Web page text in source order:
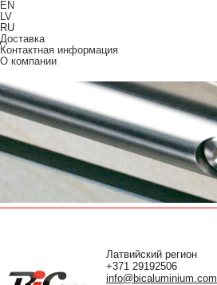
EN
LV
RU
Доставка
Контактная информация
О компании
Латвийский регион
+371 29192506
info@bicaluminium.com